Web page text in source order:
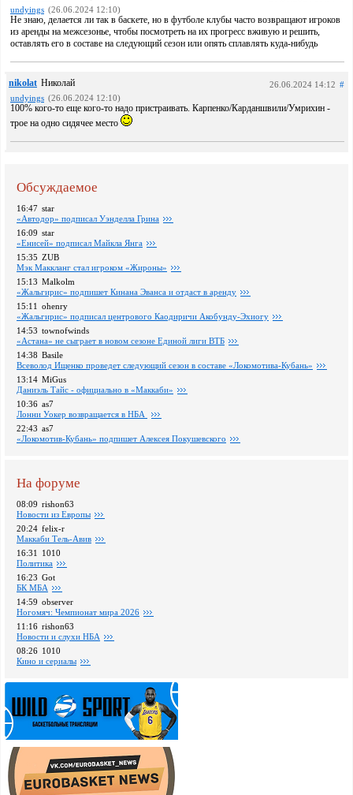
undyings (26.06.2024 12:10)
Не знаю, делается ли так в баскете, но в футболе клубы часто возвращают игроков
из аренды на межсезонье, чтобы посмотреть на их прогресс вживую и решить,
оставлять его в составе на следующий сезон или опять сплавлять куда-нибудь
nikolat Николай 26.06.2024 14:12 #
undyings (26.06.2024 12:10)
100% кого-то еще кого-то надо пристраивать. Карпенко/Карданшвили/Умрихин -
трое на одно сидячее место
Обсуждаемое
16:47 star
«Автодор» подписал Уэнделла Грина
16:09 star
«Енисей» подписал Майкла Янга
15:35 ZUB
Мэк Маккланг стал игроком «Жироны»
15:13 Malkolm
«Жальгирис» подпишет Кинана Эванса и отдаст в аренду
15:11 ohenry
«Жальгирис» подписал центрового Каодиричи Акобунду-Эхиогу
14:53 townofwinds
«Астана» не сыграет в новом сезоне Единой лиги ВТБ
14:38 Basile
Всеволод Ищенко проведет следующий сезон в составе «Локомотива-Кубань»
13:14 MiGus
Даниэль Тайс - официально в «Маккаби»
10:36 as7
Лонни Уокер возвращается в НБА
22:43 as7
«Локомотив-Кубань» подпишет Алексея Покушевского
На форуме
08:09 rishon63
Новости из Европы
20:24 felix-r
Маккаби Тель-Авив
16:31
1010
Политика
16:23 Got
БК МБА
14:59 observer
Ногомяч: Чемпионат мира 2026
11:16 rishon63
Новости и слухи НБА
08:26 1010
Кино и сериалы